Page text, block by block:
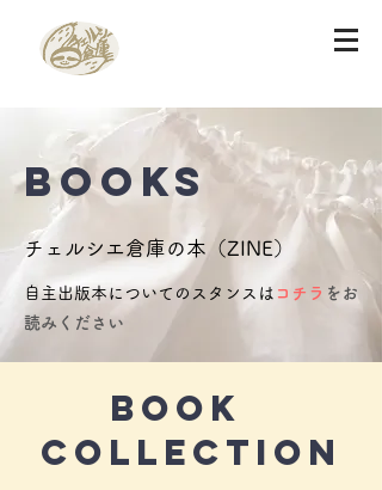
​BOOKS
チェルシエ倉庫の本（ZINE）
自主出版本についてのスタンスは コチラ をお
読みください
BOOK
COLLECTION